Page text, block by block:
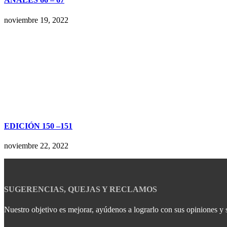
noviembre 19, 2022
EDICIÓN 150 –151
noviembre 22, 2022
SUGERENCIAS, QUEJAS Y RECLAMOS
Nuestro objetivo es mejorar, ayúdenos a lograrlo con sus opiniones y